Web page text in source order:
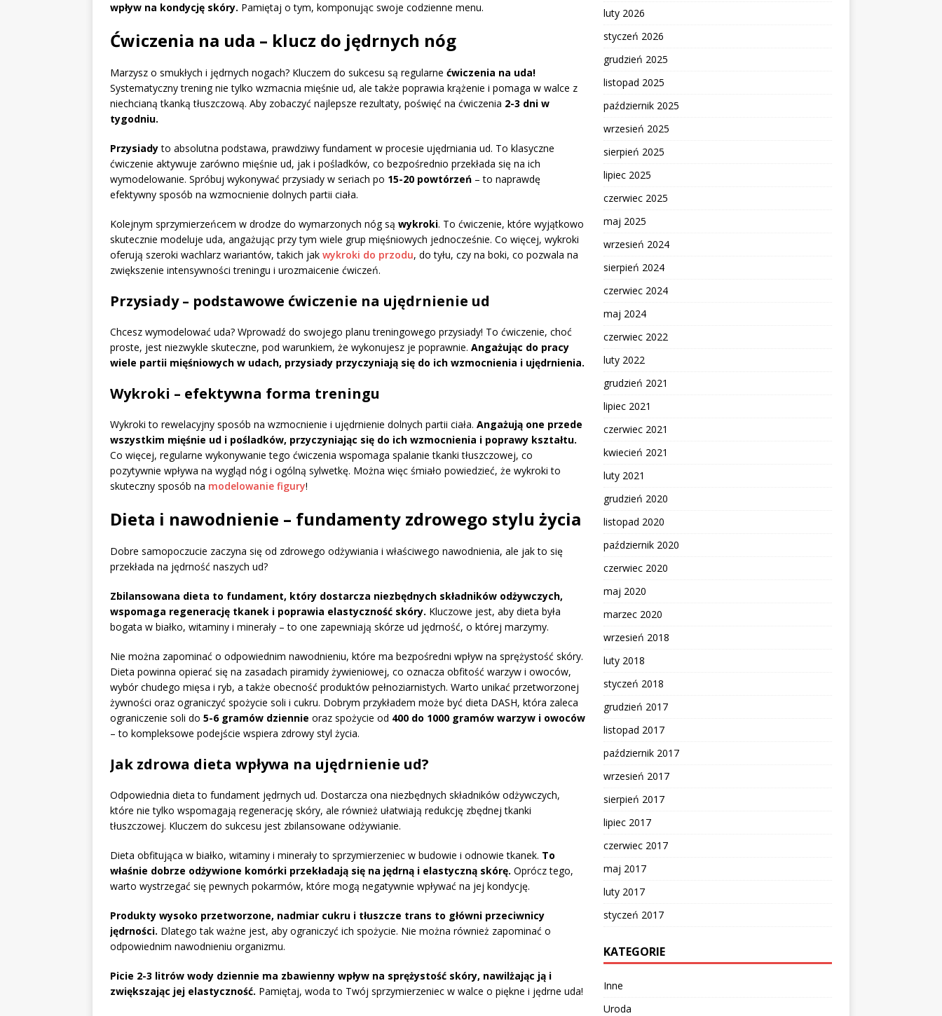
wpływ na kondycję skóry. Pamiętaj o tym, komponując swoje codzienne menu.
Ćwiczenia na uda – klucz do jędrnych nóg
Marzysz o smukłych i jędrnych nogach? Kluczem do sukcesu są regularne ćwiczenia na uda!
Systematyczny trening nie tylko wzmacnia mięśnie ud, ale także poprawia krążenie i pomaga w walce z
niechcianą tkanką tłuszczową. Aby zobaczyć najlepsze rezultaty, poświęć na ćwiczenia 2-3 dni w
tygodniu.
Przysiadyto absolutna podstawa, prawdziwy fundament w procesie ujędrniania ud. To klasyczne
ćwiczenie aktywuje zarówno mięśnie ud, jak i pośladków, co bezpośrednio przekłada się na ich
wymodelowanie. Spróbuj wykonywać przysiady w seriach po 15-20 powtórzeń – to naprawdę
efektywny sposób na wzmocnienie dolnych partii ciała.
Kolejnym sprzymierzeńcem w drodze do wymarzonych nóg są wykroki. To ćwiczenie, które wyjątkowo
skutecznie modeluje uda, angażując przy tym wiele grup mięśniowych jednocześnie. Co więcej, wykroki
oferują szeroki wachlarz wariantów, takich jak wykroki do przodu, do tyłu, czy na boki, co pozwala na
zwiększenie intensywności treningu i urozmaicenie ćwiczeń.
Przysiady – podstawowe ćwiczenie na ujędrnienie ud
Chcesz wymodelować uda? Wprowadź do swojego planu treningowego przysiady! To ćwiczenie, choć
proste, jest niezwykle skuteczne, pod warunkiem, że wykonujesz je poprawnie. Angażując do pracy
wiele partii mięśniowych w udach, przysiady przyczyniają się do ich wzmocnienia i ujędrnienia.
Wykroki – efektywna forma treningu
Wykroki to rewelacyjny sposób na wzmocnienie i ujędrnienie dolnych partii ciała. Angażują one przede
wszystkim mięśnie ud i pośladków, przyczyniając się do ich wzmocnienia i poprawy kształtu.
Co więcej, regularne wykonywanie tego ćwiczenia wspomaga spalanie tkanki tłuszczowej, co
pozytywnie wpływa na wygląd nóg i ogólną sylwetkę. Można więc śmiało powiedzieć, że wykroki to
skuteczny sposób na modelowanie figury!
Dieta i nawodnienie – fundamenty zdrowego stylu życia
Dobre samopoczucie zaczyna się od zdrowego odżywiania i właściwego nawodnienia, ale jak to się
przekłada na jędrność naszych ud?
Zbilansowana dieta to fundament, który dostarcza niezbędnych składników odżywczych,
wspomaga regenerację tkanek i poprawia elastyczność skóry. Kluczowe jest, aby dieta była
bogata w białko, witaminy i minerały – to one zapewniają skórze ud jędrność, o której marzymy.
Nie można zapominać o odpowiednim nawodnieniu, które ma bezpośredni wpływ na sprężystość skóry.
Dieta powinna opierać się na zasadach piramidy żywieniowej, co oznacza obfitość warzyw i owoców,
wybór chudego mięsa i ryb, a także obecność produktów pełnoziarnistych. Warto unikać przetworzonej
żywności oraz ograniczyć spożycie soli i cukru. Dobrym przykładem może być dieta DASH, która zaleca
ograniczenie soli do 5-6 gramów dziennie oraz spożycie od 400 do 1000 gramów warzyw i owoców
– to kompleksowe podejście wspiera zdrowy styl życia.
Jak zdrowa dieta wpływa na ujędrnienie ud?
Odpowiednia dieta to fundament jędrnych ud. Dostarcza ona niezbędnych składników odżywczych,
które nie tylko wspomagają regenerację skóry, ale również ułatwiają redukcję zbędnej tkanki
tłuszczowej. Kluczem do sukcesu jest zbilansowane odżywianie.
Dieta obfitująca w białko, witaminy i minerały to sprzymierzeniec w budowie i odnowie tkanek. To
właśnie dobrze odżywione komórki przekładają się na jędrną i elastyczną skórę. Oprócz tego,
warto wystrzegać się pewnych pokarmów, które mogą negatywnie wpływać na jej kondycję.
Produkty wysoko przetworzone, nadmiar cukru i tłuszcze trans to główni przeciwnicy
jędrności. Dlatego tak ważne jest, aby ograniczyć ich spożycie. Nie można również zapominać o
odpowiednim nawodnieniu organizmu.
Picie 2-3 litrów wody dziennie ma zbawienny wpływ na sprężystość skóry, nawilżając ją i
zwiększając jej elastyczność. Pamiętaj, woda to Twój sprzymierzeniec w walce o piękne i jędrne uda!
luty 2026
styczeń 2026
grudzień 2025
listopad 2025
październik 2025
wrzesień 2025
sierpień 2025
lipiec 2025
czerwiec 2025
maj 2025
wrzesień 2024
sierpień 2024
czerwiec 2024
maj 2024
czerwiec 2022
luty 2022
grudzień 2021
lipiec 2021
czerwiec 2021
kwiecień 2021
luty 2021
grudzień 2020
listopad 2020
październik 2020
czerwiec 2020
maj 2020
marzec 2020
wrzesień 2018
luty 2018
styczeń 2018
grudzień 2017
listopad 2017
październik 2017
wrzesień 2017
sierpień 2017
lipiec 2017
czerwiec 2017
maj 2017
luty 2017
styczeń 2017
KATEGORIE
Inne
Uroda